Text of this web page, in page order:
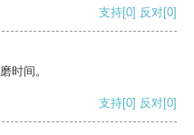
支持[0] 反对[0]
时间。
支持[0] 反对[0]